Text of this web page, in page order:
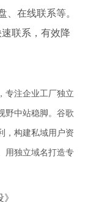
、在线联系等。
联系，有效降
注企业工厂独立
野中站稳脚。谷歌
，构建私域用户资
用独立域名打造专